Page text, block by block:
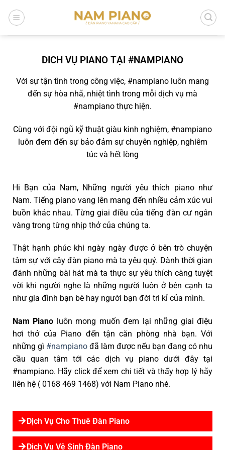
DICH VỤ PIANO TẠI #NAMPIANO
Với sự tận tình trong công việc, #nampiano luôn mang
đến sự hòa nhã, nhiệt tình trong mỗi dịch vụ mà
#nampiano thực hiện.
Cùng với đội ngũ kỹ thuật giàu kinh nghiệm, #nampiano
luôn đem đến sự bảo đảm sự chuyên nghiệp, nghiêm
túc và hết lòng
Hi Bạn của Nam, Những người yêu thích piano như
Nam. Tiếng piano vang lên mang đến nhiều cảm xúc vui
buồn khác nhau. Từng giai điều của tiếng đàn cư ngân
vàng trong từng nhịp thở của chúng ta.
Thật hạnh phúc khi ngày ngày được ở bên trò chuyện
tâm sự với cây đàn piano mà ta yêu quý. Dành thời gian
đánh những bài hát mà ta thực sự yêu thích càng tuyệt
vời khi người nghe là những người luôn ở bên cạnh ta
như gia đình bạn bè hay người bạn đời tri kỉ của mình.
Nam Piano luôn mong muốn đem lại những giai điệu
hơi thở của Piano đến tận căn phòng nhà bạn. Với
những gì #nampiano đã làm được nếu bạn đang có nhu
cầu quan tâm tới các dịch vụ piano dưới đây tại
#nampiano. Hãy click để xem chi tiết và thấy hợp lý hãy
liên hệ ( 0168 469 1468) với Nam Piano nhé.
Dịch Vụ Cho Thuê Đàn Piano
Dịch Vụ Vệ Sinh Đàn Piano